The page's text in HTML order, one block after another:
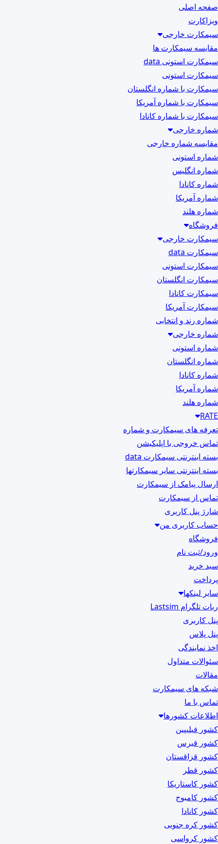
صفحه اصلی
ویزاکارت
سیمکارت خارجی
مقایسه سیمکارت ها
سیمکارت استونی data
سیمکارت استونی
سیمکارت با شماره انگلستان
سیمکارت با شماره آمریکا
سیمکارت با شماره کانادا
شماره خارجی
مقایسه شماره خارجی
شماره استونی
شماره انگلیس
شماره کانادا
شماره آمریکا
شماره هلند
فروشگاه
سیمکارت خارجی
سیمکارت data
سیمکارت استونی
سیمکارت انگلستان
سیمکارت کانادا
سیمکارت آمریکا
شماره رند و انتخابی
شماره خارجی
شماره استونی
شماره انگلستان
شماره کانادا
شماره آمریکا
شماره هلند
RATE
تعرفه های سیمکارت و شماره
تماس خروجی با اپلیکیشن
بسته اینترنتی سیمکارت data
بسته اینترنتی سایر سیمکارتها
ارسال پیامک از سیمکارت
تماس از سیمکارت
شارژ پنل کاربری
حساب کاربری من
فروشگاه
ورود/ثبت نام
سبد خرید
پرداخت
سایر لینکها
ربات تلگرام Lastsim
پنل کاربری
پنل پلاس
اخذ نمایندگی
سئوالات متداول
مقالات
شبکه های سیمکارت
تماس با ما
اطلاعات کشورها
کشور فیلیپین
کشور قبرس
کشور قزاقستان
کشور قطر
کشور کاستاریکا
کشور کامبوج
کشور کانادا
کشور کره جنوبی
کشور کرواسی